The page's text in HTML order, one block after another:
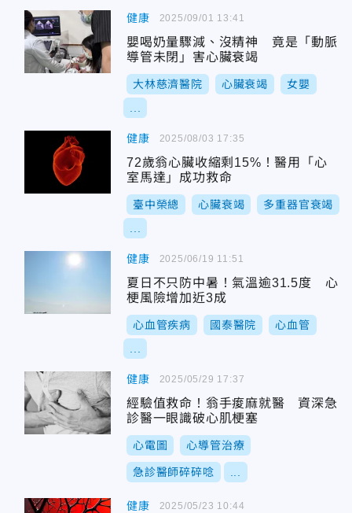
健康
嬰喝奶量驟減、沒精神 竟是「動脈
導管未閉」害心臟衰竭
大林慈濟醫院 心臟衰竭 女嬰
2025/09/01 13:41
健康
72歲翁心臟收縮剩15%！醫用「心
室馬達」成功救命
臺中榮總 心臟衰竭 多重器官衰竭
2025/08/03 17:35
健康
夏日不只防中暑！氣溫逾31.5度 心
梗風險增加近3成
心血管疾病 國泰醫院 心血管
2025/06/19 11:51
健康
經驗值救命！翁手痠麻就醫 資深急
診醫一眼識破心肌梗塞
心電圖 心導管治療
急診醫師碎碎唸
2025/05/29 17:37
健康 2025/05/23 10:44